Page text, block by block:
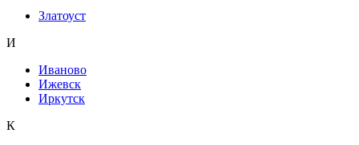
Златоуст
И
Иваново
Ижевск
Иркутск
К